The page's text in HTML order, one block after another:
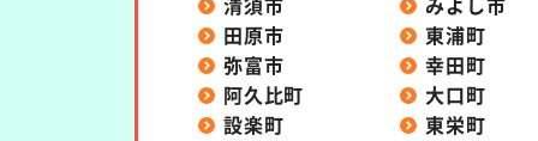
田原市
東浦町
弥富市
幸田町
阿久比町
大口町
設楽町
東栄町